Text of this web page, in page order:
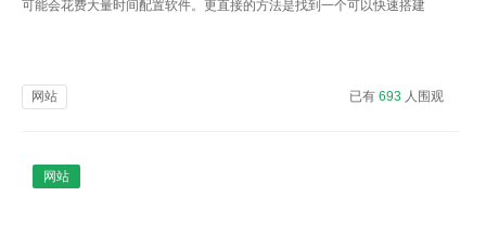
可能会花费大量时间配置软件。更直接的方法是找到一个可以快速搭建
网站 已有693 人围观
网站